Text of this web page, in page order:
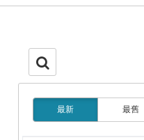
最新 最舊